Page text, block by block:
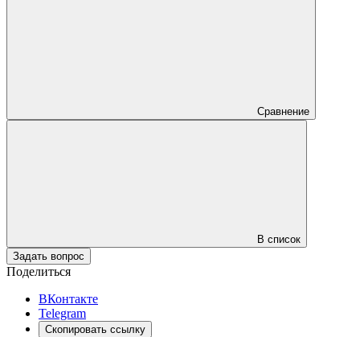
Сравнение
В список
Задать вопрос
Поделиться
ВКонтакте
Telegram
Скопировать ссылку